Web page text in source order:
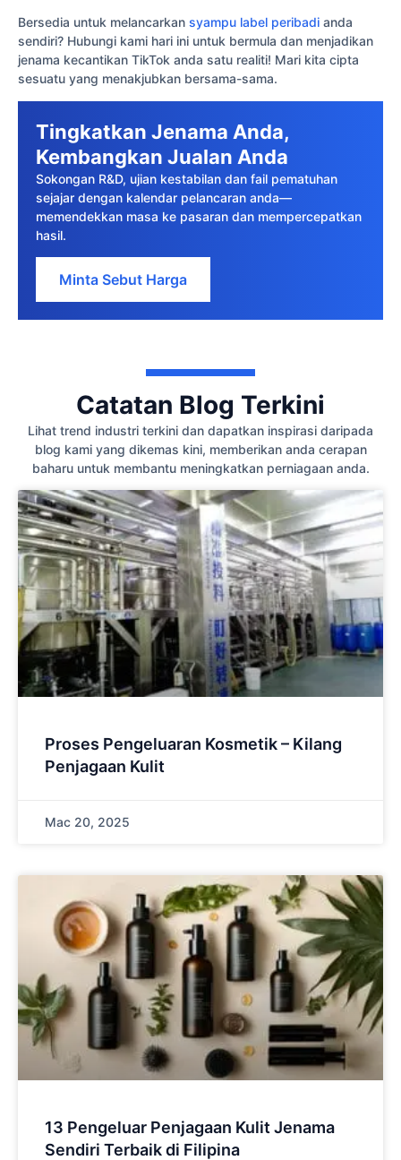
Bersedia untuk melancarkan syampu label peribadi anda
sendiri? Hubungi kami hari ini untuk bermula dan menjadikan
jenama kecantikan TikTok anda satu realiti! Mari kita cipta
sesuatu yang menakjubkan bersama-sama.
Tingkatkan Jenama Anda,
Kembangkan Jualan Anda
Sokongan R&D, ujian kestabilan dan fail pematuhan
sejajar dengan kalendar pelancaran anda—
memendekkan masa ke pasaran dan mempercepatkan
hasil.
Minta Sebut Harga
Catatan Blog Terkini
Lihat trend industri terkini dan dapatkan inspirasi daripada
blog kami yang dikemas kini, memberikan anda cerapan
baharu untuk membantu meningkatkan perniagaan anda.
Proses Pengeluaran Kosmetik – Kilang
Penjagaan Kulit
Mac 20, 2025
13 Pengeluar Penjagaan Kulit Jenama
Sendiri Terbaik di Filipina